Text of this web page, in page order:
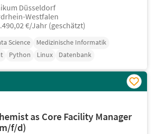
Düsseldorf
Westfalen
€/Jahr (geschätzt)
Science
Medizinische Informatik
Python Linux Datenbank
as Core Facility Manager
f/d)